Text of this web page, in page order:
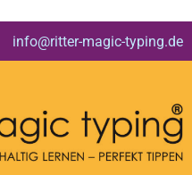
magic-typing.de